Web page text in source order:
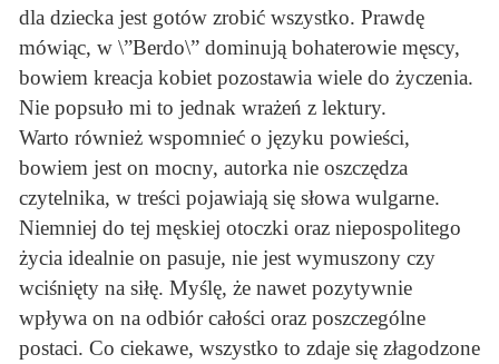
dla dziecka jest gotów zrobić wszystko. Prawdę
mówiąc, w \”Berdo\” dominują bohaterowie męscy,
bowiem kreacja kobiet pozostawia wiele do życzenia.
Nie popsuło mi to jednak wrażeń z lektury.
Warto również wspomnieć o języku powieści,
bowiem jest on mocny, autorka nie oszczędza
czytelnika, w treści pojawiają się słowa wulgarne.
Niemniej do tej męskiej otoczki oraz niepospolitego
życia idealnie on pasuje, nie jest wymuszony czy
wciśnięty na siłę. Myślę, że nawet pozytywnie
wpływa on na odbiór całości oraz poszczególne
postaci. Co ciekawe, wszystko to zdaje się złagodzone